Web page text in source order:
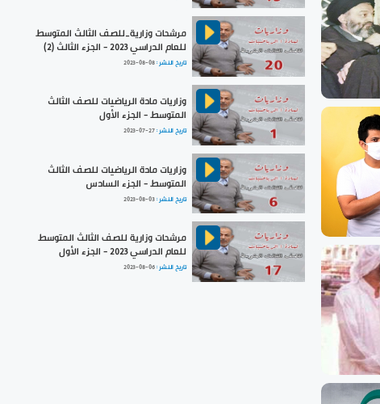
مرشحات وزارية_للصف الثالث المتوسط
للعام الدراسي 2023 - الجزء الثالث (2)
تاريخ النشر :2023-08-08
وزاريات مادة الرياضيات للصف الثالث
المتوسط - الجزء الأول
تاريخ النشر :2023-07-27
وزاريات مادة الرياضيات للصف الثالث
المتوسط - الجزء السادس
تاريخ النشر :2023-08-03
مرشحات وزارية للصف الثالث المتوسط
للعام الدراسي 2023 - الجزء الأول
تاريخ النشر :2023-08-06